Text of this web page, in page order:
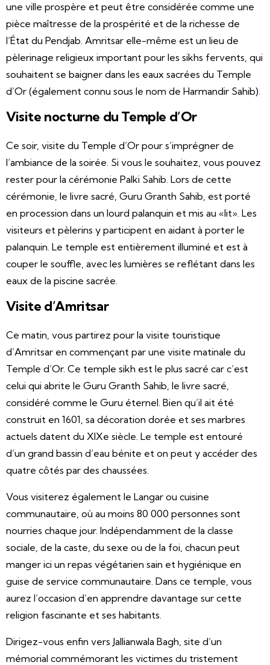
une ville prospère et peut être considérée comme une
pièce maîtresse de la prospérité et de la richesse de
l’État du Pendjab. Amritsar elle-même est un lieu de
pèlerinage religieux important pour les sikhs fervents, qui
souhaitent se baigner dans les eaux sacrées du Temple
d’Or (également connu sous le nom de Harmandir Sahib).
Visite nocturne du Temple d’Or
Ce soir, visite du Temple d’Or pour s’imprégner de
l’ambiance de la soirée. Si vous le souhaitez, vous pouvez
rester pour la cérémonie Palki Sahib. Lors de cette
cérémonie, le livre sacré, Guru Granth Sahib, est porté
en procession dans un lourd palanquin et mis au «lit». Les
visiteurs et pèlerins y participent en aidant à porter le
palanquin. Le temple est entièrement illuminé et est à
couper le souffle, avec les lumières se reflétant dans les
eaux de la piscine sacrée.
Visite d’Amritsar
Ce matin, vous partirez pour la visite touristique
d’Amritsar en commençant par une visite matinale du
Temple d’Or. Ce temple sikh est le plus sacré car c’est
celui qui abrite le Guru Granth Sahib, le livre sacré,
considéré comme le Guru éternel. Bien qu’il ait été
construit en 1601, sa décoration dorée et ses marbres
actuels datent du XIXe siècle. Le temple est entouré
d’un grand bassin d’eau bénite et on peut y accéder des
quatre côtés par des chaussées.
Vous visiterez également le Langar ou cuisine
communautaire, où au moins 80 000 personnes sont
nourries chaque jour. Indépendamment de la classe
sociale, de la caste, du sexe ou de la foi, chacun peut
manger ici un repas végétarien sain et hygiénique en
guise de service communautaire. Dans ce temple, vous
aurez l’occasion d’en apprendre davantage sur cette
religion fascinante et ses habitants.
Dirigez-vous enfin vers Jallianwala Bagh, site d’un
mémorial commémorant les victimes du tristement